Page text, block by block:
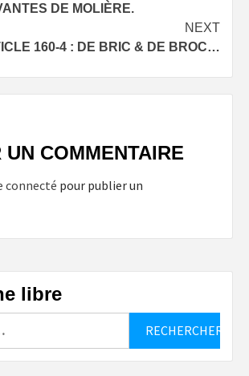
DE MOLIÈRE.
NEXT
160-4 : DE BRIC & DE BROC…
COMMENTAIRE
connecté pour publier un
libre